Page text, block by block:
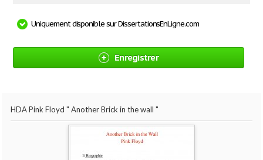
Uniquement disponible sur DissertationsEnLigne.com
Enregistrer
HDA Pink Floyd " Another Brick in the wall "